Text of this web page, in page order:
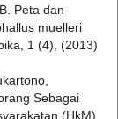
Peta dan
muelleri
1 (4), (2013)
Sebagai
(HkM)